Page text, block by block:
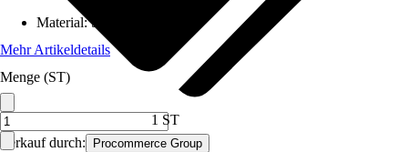
Verkauf durch: Procommerce Group
Material:Stahl
Mehr Artikeldetails
Menge (ST)
1 ST